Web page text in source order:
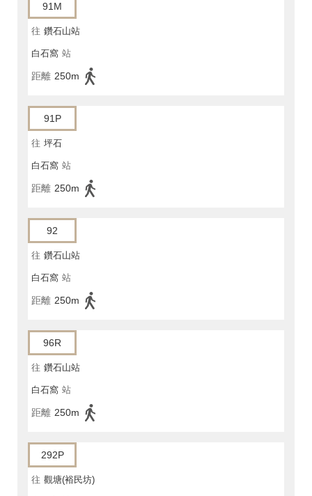
91M
往 鑽石山站
白石窩 站
距離 250m
91P
往 坪石
白石窩 站
距離 250m
92
往 鑽石山站
白石窩 站
距離 250m
96R
往 鑽石山站
白石窩 站
距離 250m
292P
往 觀塘(裕民坊)